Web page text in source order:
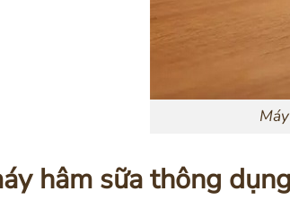
hâm sữa thông dụng